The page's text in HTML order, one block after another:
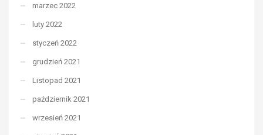
marzec 2022
luty 2022
styczeń 2022
grudzień 2021
Listopad 2021
październik 2021
wrzesień 2021